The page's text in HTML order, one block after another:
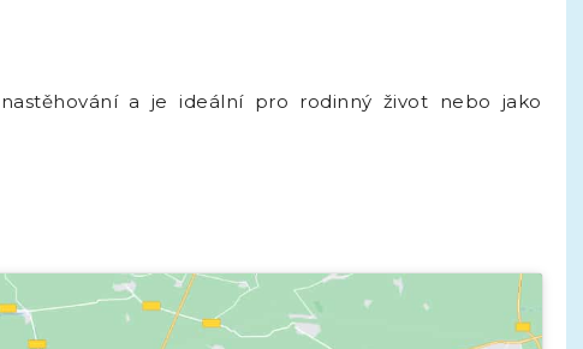
a je ideální pro rodinný život nebo jako